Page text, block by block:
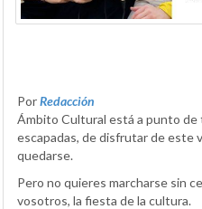
PorRedacción
Ámbito Cultural está a punto de
escapadas, de disfrutar de este
quedarse.
Pero no quieres marcharse sin
vosotros, la fiesta de la cultura.